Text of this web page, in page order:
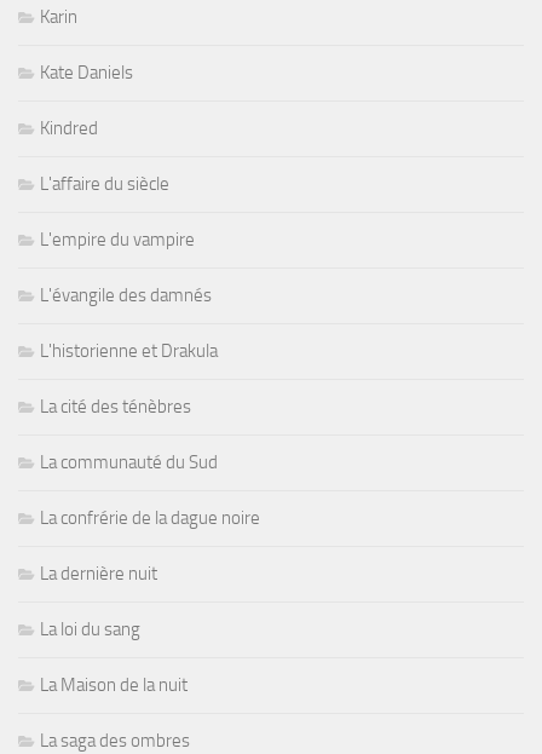
Karin
Kate Daniels
Kindred
L'affaire du siècle
L'empire du vampire
L'évangile des damnés
L'historienne et Drakula
La cité des ténèbres
La communauté du Sud
La confrérie de la dague noire
La dernière nuit
La loi du sang
La Maison de la nuit
La saga des ombres